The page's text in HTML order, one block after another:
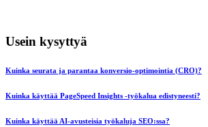
Usein kysyttyä
Kuinka seurata ja parantaa konversio-optimointia (CRO)?
Kuinka käyttää PageSpeed Insights -työkalua edistyneesti?
Kuinka käyttää AI-avusteisia työkaluja SEO:ssa?